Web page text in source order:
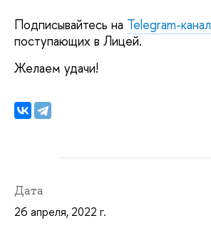
Подписывайтесь на Telegram-канал
поступающих в Лицей.
Желаем удачи!
Дата
26 апреля, 2022 г.